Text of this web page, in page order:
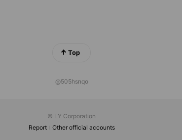
Top
@505hsnqo
© LY Corporation
Report
Other official accounts